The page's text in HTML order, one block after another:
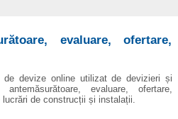
evaluare, ofertare,
de devize online utilizat de devizieri și
evaluare, ofertare,
de construcții și instalații.